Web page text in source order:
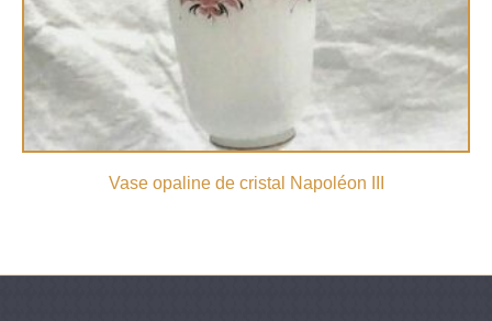
Vase opaline de cristal Napoléon III